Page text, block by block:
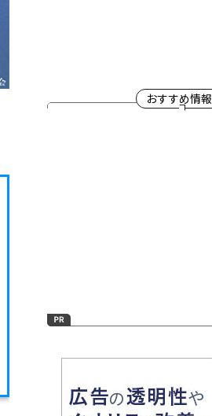
おすすめ情報